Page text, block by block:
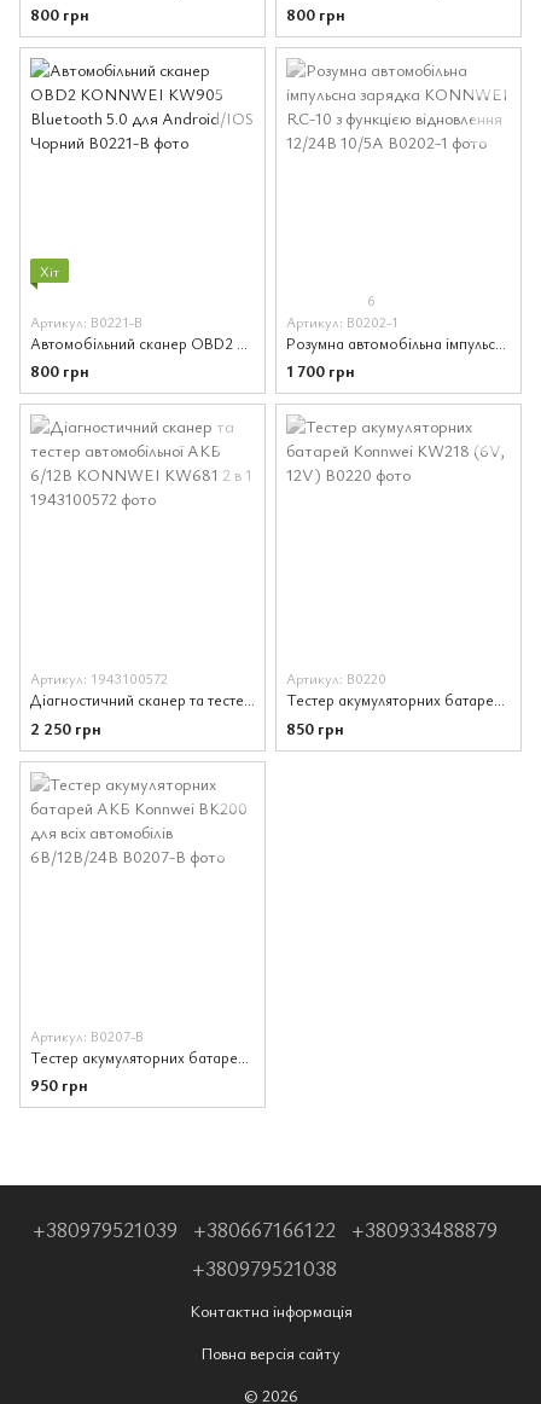
800 грн 800 грн
Хіт
Артикул: B0221-B
Автомобільний сканер OBD2 KONNWEI KW905 Bluetooth 5.0 для Android/IOS Чорний
800 грн
6
Артикул: B0202-1
Розумна автомобільна імпульсна зарядка KONNWEI RC-10 з функцією відновлення 12/24В 10/5А
1 700 грн
Артикул: 1943100572
Діагностичний сканер та тестер автомобільної АКБ 6/12В KONNWEI KW681 2 в 1
2 250 грн
Артикул: В0220
Тестер акумуляторних батарей Konnwei KW218 (6V, 12V)
850 грн
Артикул: В0207-В
Тестер акумуляторних батарей АКБ Konnwei BK200 для всіх автомобілів 6В/12В/24В
950 грн
+380979521039 +380667166122
+380933488879
+380979521038
Контактна інформація
Повна версія сайту
© 2026